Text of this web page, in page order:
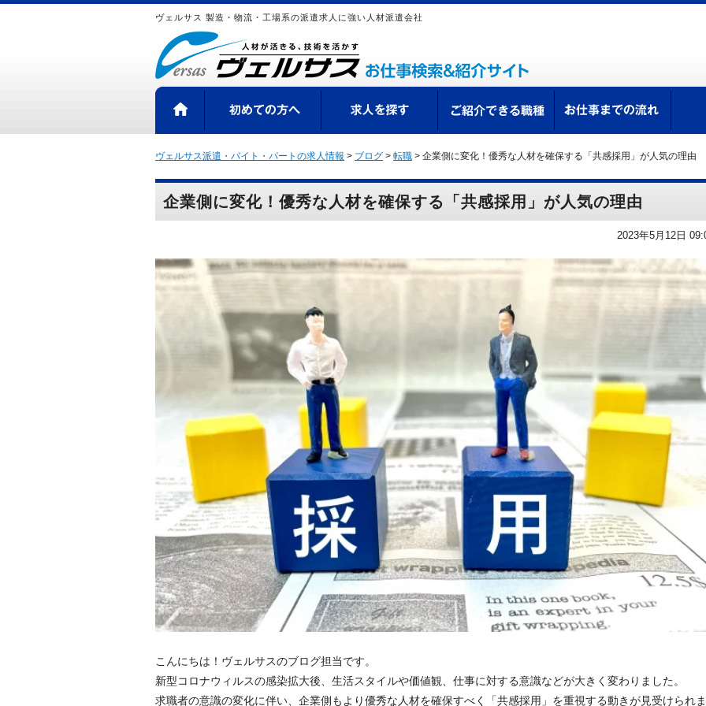
ヴェルサス 製造・物流・工場系の派遣求人に強い人材派遣会社
ヴェルサス派遣・バイト・パートの求人情報 > ブログ > 転職 > 企業側に変化！優秀な人材を確保する「共感採用」が人気の理由
企業側に変化！優秀な人材を確保する「共感採用」が人気の理由
2023年5月12日
こんにちは！ヴェルサスのブログ担当です。
新型コロナウィルスの感染拡大後、生活スタイルや価値観、仕事に対する意識などが大きく変わりました。
求職者の意識の変化に伴い、企業側もより優秀な人材を確保すべく「共感採用」を重視する動きが見受けられま